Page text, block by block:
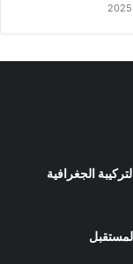
الجغرافية